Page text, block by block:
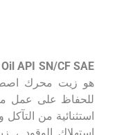
API SN/CF SAE
للحفاظ على عمل
استثنائية من